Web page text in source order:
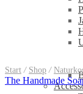
Start / Shop /
The Handmade